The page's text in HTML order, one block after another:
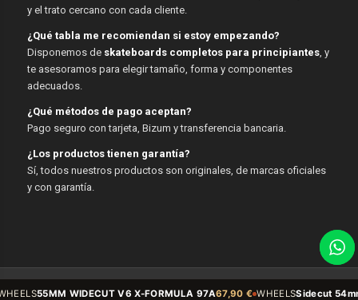
y el trato cercano con cada cliente.
¿Qué tabla me recomiendan si estoy empezando?
Disponemos de skateboards completos para principiantes, y
te asesoramos para elegir tamaño, forma y componentes
adecuados.
¿Qué métodos de pago aceptan?
Pago seguro con tarjeta, Bizum y transferencia bancaria.
¿Los productos tienen garantía?
Sí, todos nuestros productos son originales, de marcas oficiales
y con garantía.
© Copyright - State BCN - 2026
V6 X-FORMULA 97A67,90 € WHEELSSidecut 54mm 99A V5 Sidecut